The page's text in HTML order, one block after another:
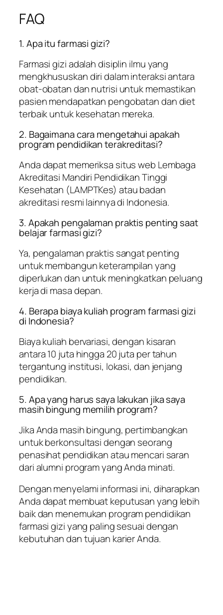
FAQ
1. Apa itu farmasi gizi?
Farmasi gizi adalah disiplin ilmu yang
mengkhususkan diri dalam interaksi antara
obat-obatan dan nutrisi untuk memastikan
pasien mendapatkan pengobatan dan diet
terbaik untuk kesehatan mereka.
2. Bagaimana cara mengetahui apakah
program pendidikan terakreditasi?
Anda dapat memeriksa situs web Lembaga
Akreditasi Mandiri Pendidikan Tinggi
Kesehatan (LAMPTKes) atau badan
akreditasi resmi lainnya di Indonesia.
3. Apakah pengalaman praktis penting saat
belajar farmasi gizi?
Ya, pengalaman praktis sangat penting
untuk membangun keterampilan yang
diperlukan dan untuk meningkatkan peluang
kerja di masa depan.
4. Berapa biaya kuliah program farmasi gizi
di Indonesia?
Biaya kuliah bervariasi, dengan kisaran
antara 10 juta hingga 20 juta per tahun
tergantung institusi, lokasi, dan jenjang
pendidikan.
5. Apa yang harus saya lakukan jika saya
masih bingung memilih program?
Jika Anda masih bingung, pertimbangkan
untuk berkonsultasi dengan seorang
penasihat pendidikan atau mencari saran
dari alumni program yang Anda minati.
Dengan menyelami informasi ini, diharapkan
Anda dapat membuat keputusan yang lebih
baik dan menemukan program pendidikan
farmasi gizi yang paling sesuai dengan
kebutuhan dan tujuan karier Anda.